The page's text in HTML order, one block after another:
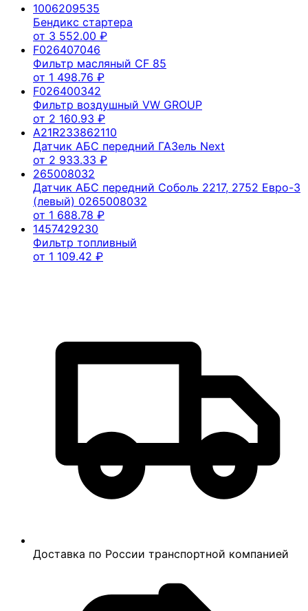
1006209535
Бендикс стартера
от 3 552.00 ₽
F026407046
Фильтр масляный CF 85
от 1 498.76 ₽
F026400342
Фильтр воздушный VW GROUP
от 2 160.93 ₽
A21R233862110
Датчик АБС передний ГАЗель Next
от 2 933.33 ₽
265008032
Датчик АБС передний Соболь 2217, 2752 Евро-3
(левый) 0265008032
от 1 688.78 ₽
1457429230
Фильтр топливный
от 1 109.42 ₽
Доставка по России транспортной компанией